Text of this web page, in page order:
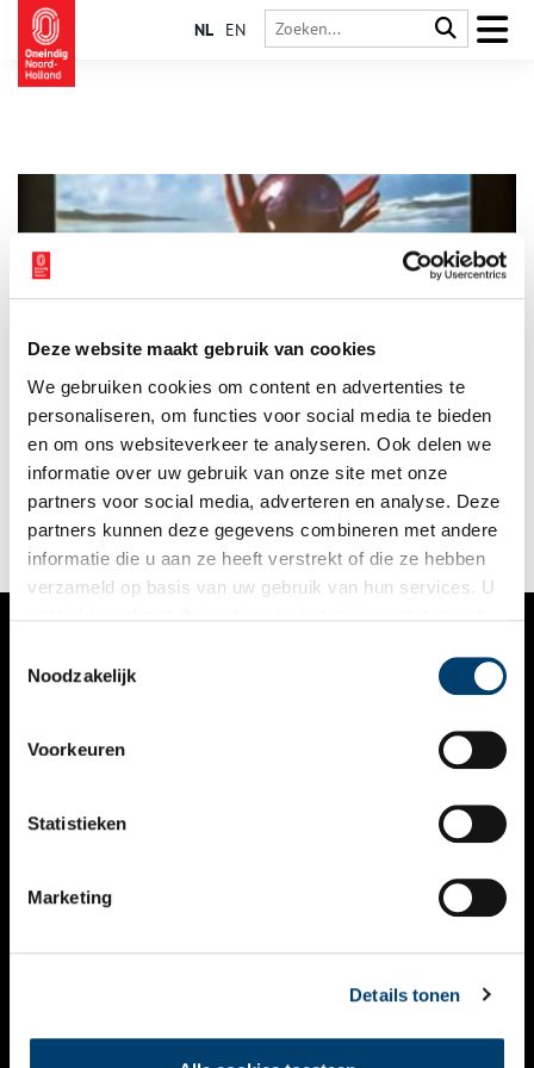
Deze website maakt gebruik van cookies
We gebruiken cookies om content en advertenties te
personaliseren, om functies voor social media te bieden
en om ons websiteverkeer te analyseren. Ook delen we
informatie over uw gebruik van onze site met onze
partners voor social media, adverteren en analyse. Deze
partners kunnen deze gegevens combineren met andere
informatie die u aan ze heeft verstrekt of die ze hebben
verzameld op basis van uw gebruik van hun services. U
Noodzakelijk
Voorkeuren
Statistieken
Marketing
Details tonen
NL EN
Westfries Museum
Met een vernieuwde VOC-zaal, die zaterdag 21 april 2018 werd
geopend, is een langgekoesterde wens van het Westfries
Museum in Hoorn in vervulling gegaan.
VERHALEN
KALENDER
THEMA’S
VIDEO’S
CONTACT